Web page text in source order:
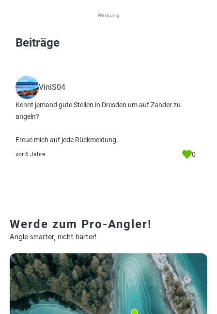
Werbung
Beiträge
ViniS04
Kennt jemand gute Stellen in Dresden um auf Zander zu
angeln?
Freue mich auf jede Rückmeldung.
vor 6 Jahre 0
Werde zum Pro-Angler!
Angle smarter, nicht härter!